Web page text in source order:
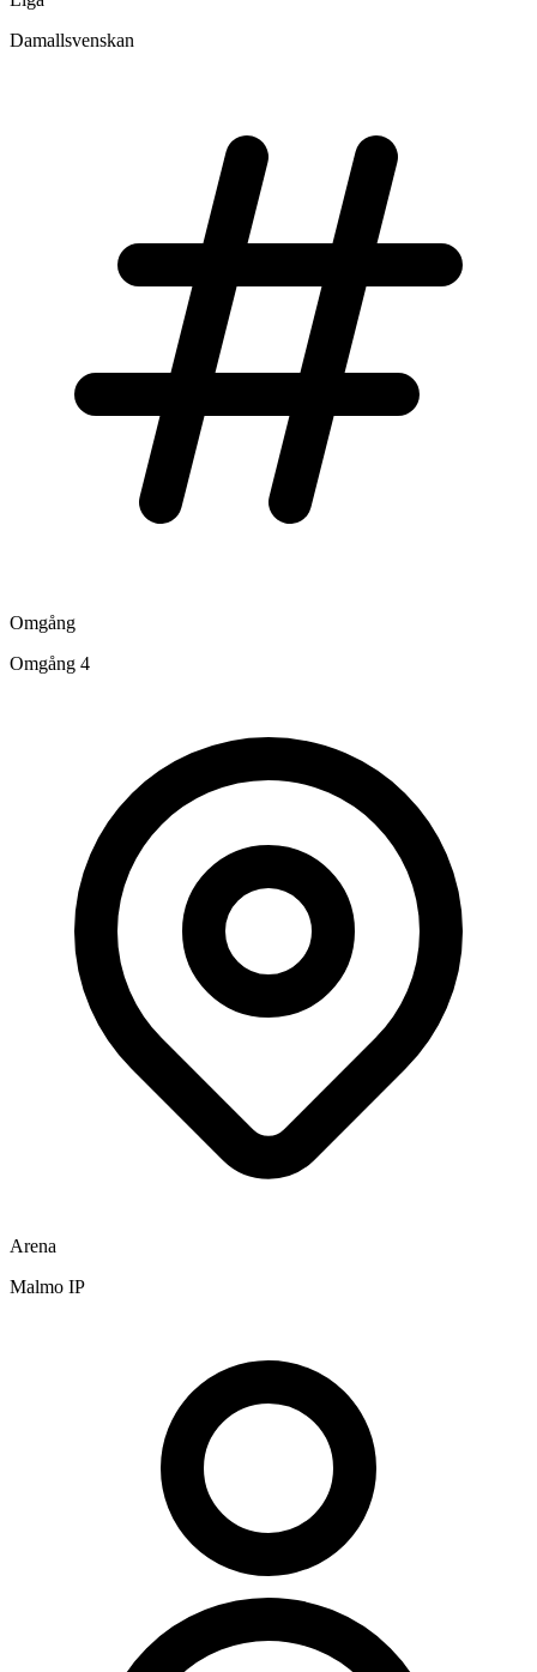
Damallsvenskan
Omgång
Omgång 4
Arena
Malmo IP